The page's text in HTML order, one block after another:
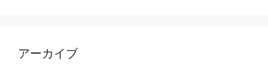
アーカイブ